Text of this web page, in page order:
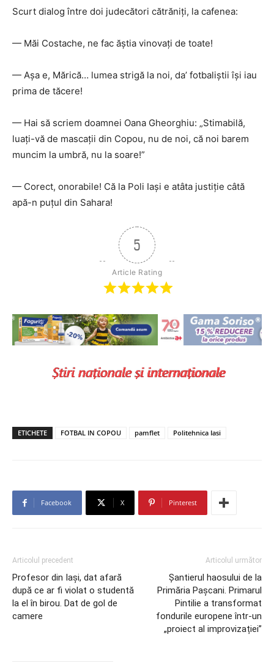
Scurt dialog între doi judecători cătrăniți, la cafenea:
— Măi Costache, ne fac ăștia vinovați de toate!
— Așa e, Mărică… lumea strigă la noi, da’ fotbaliștii își iau
prima de tăcere!
— Hai să scriem doamnei Oana Gheorghiu: „Stimabilă,
luați-vă de mascații din Copou, nu de noi, că noi barem
muncim la umbră, nu la soare!”
— Corect, onorabile! Că la Poli Iași e atâta justiție câtă
apă-n puțul din Sahara!
5
Article Rating
ETICHETE FOTBAL IN COPOU pamflet Politehnica Iasi
Facebook X Pinterest
Articolul precedent
Profesor din Iaşi, dat afară
după ce ar fi violat o studentă
la el în birou. Dat de gol de
camere
Articolul următor
Șantierul haosului de la
Primăria Pașcani. Primarul
Pintilie a transformat
fondurile europene într-un
„proiect al improvizației”